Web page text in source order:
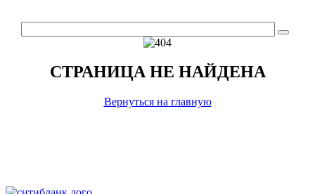
СТРАНИЦА НЕ НАЙДЕНА
Вернуться на главную